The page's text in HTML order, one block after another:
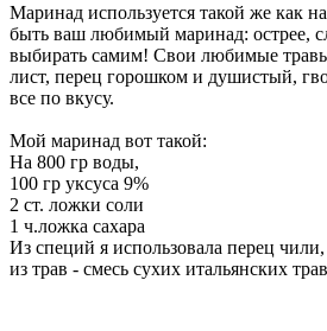
Маринад используется такой же как
быть ваш любимый маринад: острее,
выбирать самим! Свои любимые
лист, перец горошком и душистый,
все по вкусу.
Мой маринад вот такой:
На 800 гр воды,
100 гр уксуса 9%
2 ст. ложки соли
1 ч.ложка сахара
Из специй я использовала перец
из трав - смесь сухих итальянских